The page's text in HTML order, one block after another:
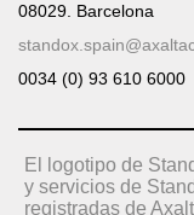
08029. Barcelona
0034 (0) 93 610 6000
El logotipo de
y servicios de
registradas de